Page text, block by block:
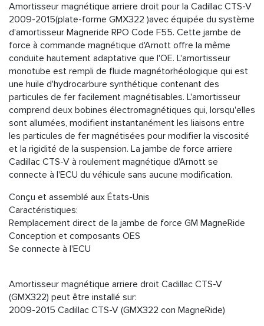
Amortisseur magnétique arriere droit pour la Cadillac CTS-V
2009-2015(plate-forme GMX322 )avec équipée du système
d'amortisseur Magneride RPO Code F55. Cette jambe de
force à commande magnétique d'Arnott offre la même
conduite hautement adaptative que l'OE. L'amortisseur
monotube est rempli de fluide magnétorhéologique qui est
une huile d'hydrocarbure synthétique contenant des
particules de fer facilement magnétisables. L'amortisseur
comprend deux bobines électromagnétiques qui, lorsqu'elles
sont allumées, modifient instantanément les liaisons entre
les particules de fer magnétisées pour modifier la viscosité
et la rigidité de la suspension. La jambe de force arriere
Cadillac CTS-V à roulement magnétique d'Arnott se
connecte à l'ECU du véhicule sans aucune modification.
Conçu et assemblé aux États-Unis
Caractéristiques:
Remplacement direct de la jambe de force GM MagneRide
Conception et composants OES
Se connecte à l'ECU
Amortisseur magnétique arriere droit Cadillac CTS-V
(GMX322) peut être installé sur:
2009-2015 Cadillac CTS-V (GMX322 con MagneRide)